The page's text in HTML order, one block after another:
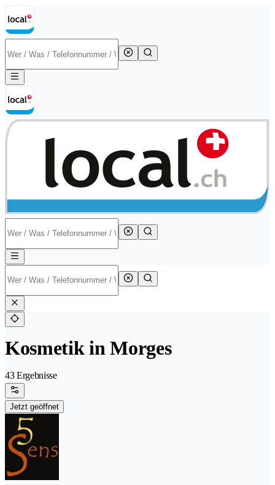
Kosmetik in Morges
43 Ergebnisse
Jetzt geöffnet